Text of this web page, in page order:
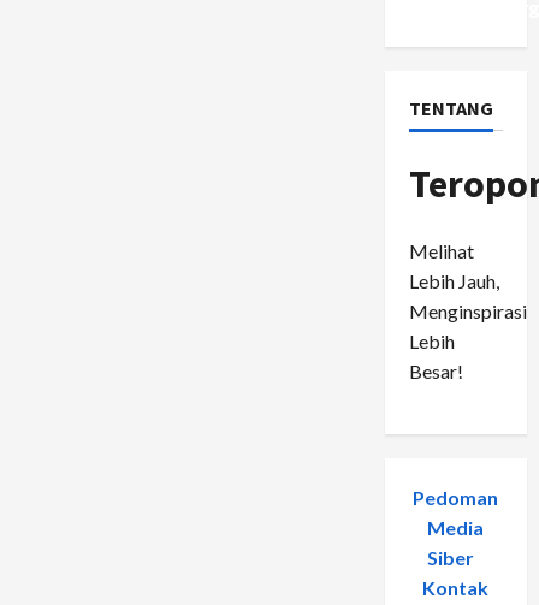
TENTANG
Melihat
Lebih Jauh,
Menginspirasi
Lebih
Besar!
Pedoman
Media
Siber-
Kontak